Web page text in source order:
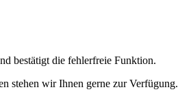
bestätigt die fehlerfreie Funktion.
stehen wir Ihnen gerne zur Verfügung.